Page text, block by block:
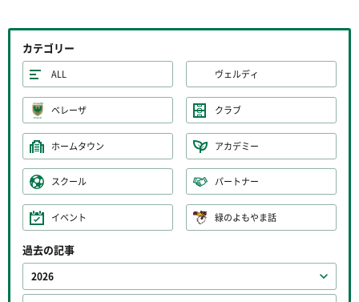
カテゴリー
ALL ヴェルディ
ベレーザ クラブ
ホームタウン アカデミー
スクール パートナー
イベント 緑のよもやま話
過去の記事
2026